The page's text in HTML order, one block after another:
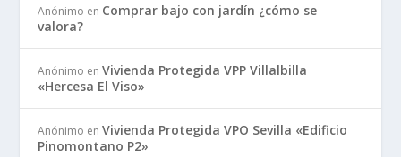
Anónimo en Comprar bajo con jardín ¿cómo se
valora?
Anónimo enVivienda Protegida VPP Villalbilla
«Hercesa El Viso»
Anónimo enVivienda Protegida VPO Sevilla «Edificio
Pinomontano P2»